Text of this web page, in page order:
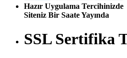
Hazır Uygulama Tercihinizde
Siteniz Bir Saate Yayında
SSL Sertifika